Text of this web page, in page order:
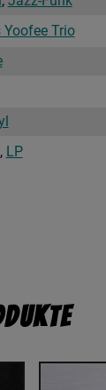
Yoofee Trio
, LP